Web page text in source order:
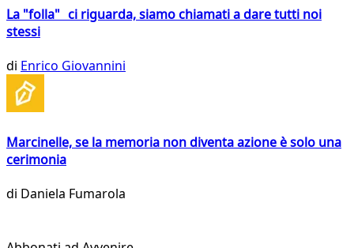
La "folla" ci riguarda, siamo chiamati a dare tutti noi
stessi
di Enrico Giovannini
Marcinelle, se la memoria non diventa azione è solo una
cerimonia
di Daniela Fumarola